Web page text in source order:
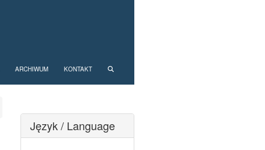
ARCHIWUM KONTAKT
Język / Language